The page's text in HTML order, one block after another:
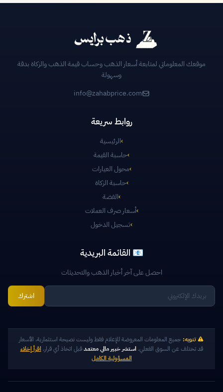
موقعك المعلوماتي لمتابعة أسعار الذهب وحساب قيمة الذهب والزكاة بدقة
وسهولة
info@zahabprice.com
روابط سريعة
›الرئيسية
›حاسبة القيمة
›محول العيارات
›حاسبة الزكاة
›الفضة
›أسعار صرف العملات
›تسجيل الدخول
📧 القائمة البريدية
احصل على آخر أخبار الذهب والتحديثات
اشترك
تنويه: جميع المعلومات المعروضة للإعلام فقط وليست نصيحة استثمارية. الأسعار
قد تختلف عن السوق الفعلي.استشر خبير مالي معتمدقبل اتخاذ أي قرار. اقرأ إخلاء
المسؤولية الكامل